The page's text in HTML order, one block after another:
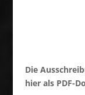
Die
hier als PDF-